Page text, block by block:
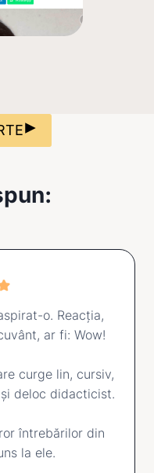
o. Reacția,
ar fi: Wow!
curge lin, cursiv,
deloc didacticist.
întrebărilor din
la ele.